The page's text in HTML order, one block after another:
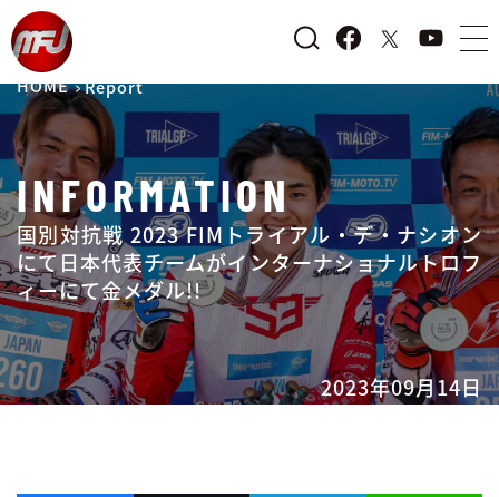
HOME Report
INFORMATION
国別対抗戦 2023 FIMトライアル・デ・ナシオン
にて日本代表チームがインターナショナルトロフ
ィーにて金メダル!!
2023年09月14日